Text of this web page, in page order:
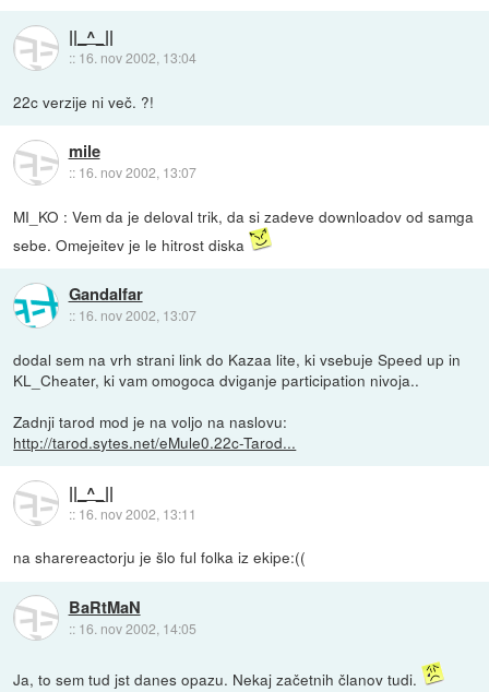
||_^_||
:: 16. nov 2002, 13:04
22c verzije ni več. ?!
mile
:: 16. nov 2002, 13:07
MI_KO : Vem da je deloval trik, da si zadeve downloadov od samga
sebe. Omejeitev je le hitrost diska
Gandalfar
:: 16. nov 2002, 13:07
dodal sem na vrh strani link do Kazaa lite, ki vsebuje Speed up in
KL_Cheater, ki vam omogoca dviganje participation nivoja..
Zadnji tarod mod je na voljo na naslovu:
http://tarod.sytes.net/eMule0.22c-Tarod...
||_^_||
:: 16. nov 2002, 13:11
na sharereactorju je šlo ful folka iz ekipe:((
BaRtMaN
:: 16. nov 2002, 14:05
Ja, to sem tud jst danes opazu. Nekaj začetnih članov tudi.